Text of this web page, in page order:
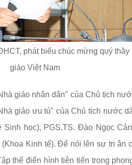
phát biểu chúc mừng quý
giáo Việt Nam
giáo nhân dân" của Chủ tịch
giáo ưu tú" của Chủ tịch nước
học), PGS.TS. Đào Ngọc
Kinh tế). Để nói lên sự tri
thể điển hình tiên tiến trong